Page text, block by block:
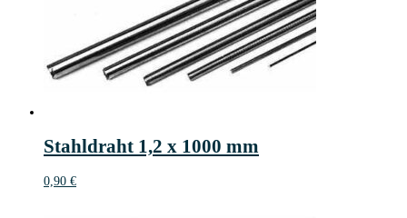
Stahldraht 1,2 x 1000 mm
0,90 €